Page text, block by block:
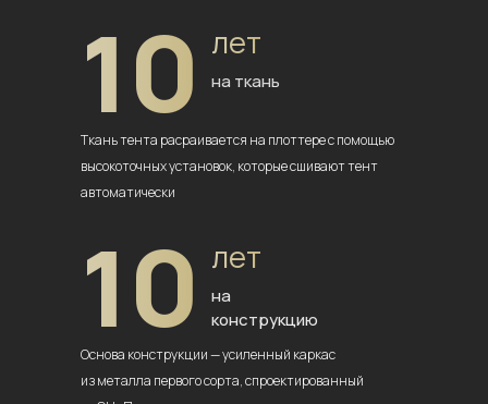
10 лет
на ткань
Ткань тента расраивается на плоттерес помощью
высокоточных установок, которые сшивают тент
автоматически
10 лет
на
конструкцию
Основа конструкции — усиленный каркас
из металла первого сорта,спроектированный